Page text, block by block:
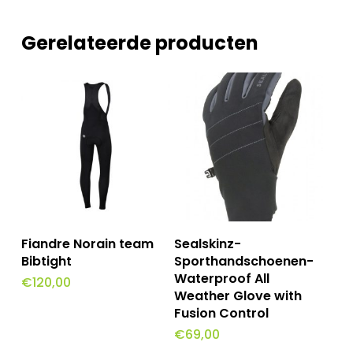
Gerelateerde producten
Opties Selecteren
product
heeft
Fiandre Norain team
Bibtight
€120,00
Opties Selecteren
product
heeft
meerdere
variaties.
Sealskinz-
Sporthandschoenen-
Waterproof All
Weather Glove with
Fusion Control
€69,00